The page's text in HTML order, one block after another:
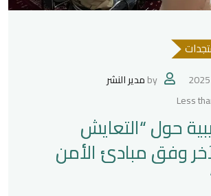
byمدير النشر
Less
حول “التعايش
وفق مبادئ الأمن